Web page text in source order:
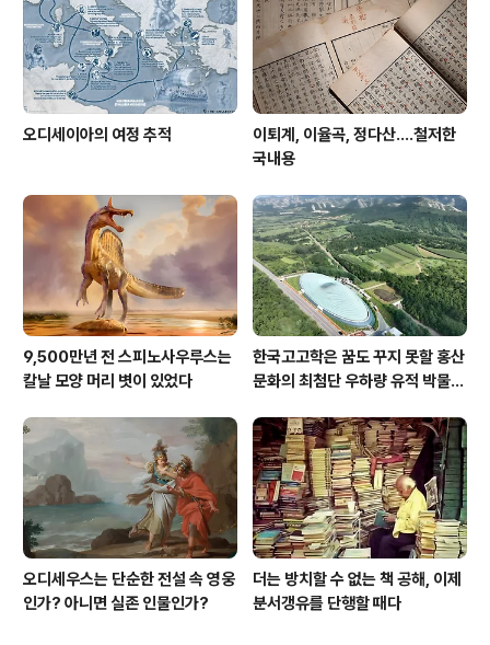
오디세이아의 여정 추적
이퇴계, 이율곡, 정다산....철저한
국내용
9,500만년 전 스피노사우루스는
칼날 모양 머리 볏이 있었다
한국고고학은 꿈도 꾸지 못할 홍산
문화의 최첨단 우하량 유적 박물관
오디세우스는 단순한 전설 속 영웅
인가? 아니면 실존 인물인가?
더는 방치할 수 없는 책 공해, 이제
분서갱유를 단행할 때다